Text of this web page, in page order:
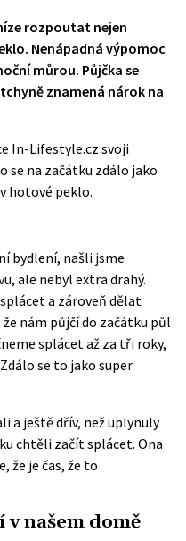
rozpoutat nejen
Nenápadná výpomoc
můrou. Půjčka se
znamená nárok na
In-Lifestyle.cz svoji
se na začátku zdálo jako
hotové peklo.
bydlení, našli jsme
ale nebyl extra drahý.
a zároveň dělat
nám půjčí do začátku půl
splácet až za tři roky,
se to jako super
a ještě dřív, než uplynuly
chtěli začít splácet. Ona
že je čas, že to
našem domě